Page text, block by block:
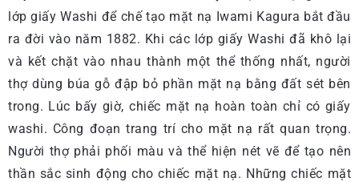
lớp giấy Washi để chế tạo mặt nạ Iwami Kagura bắt đầu
ra đời vào năm 1882. Khi các lớp giấy Washi đã khô lại
và kết chặt vào nhau thành một thể thống nhất, người
thợ dùng búa gỗ đập bỏ phần mặt nạ bằng đất sét bên
trong. Lúc bấy giờ, chiếc mặt nạ hoàn toàn chỉ có giấy
washi. Công đoạn trang trí cho mặt nạ rất quan trọng.
Người thợ phải phối màu và thể hiện nét vẽ để tạo nên
thần sắc sinh động cho chiếc mặt nạ. Những chiếc mặt